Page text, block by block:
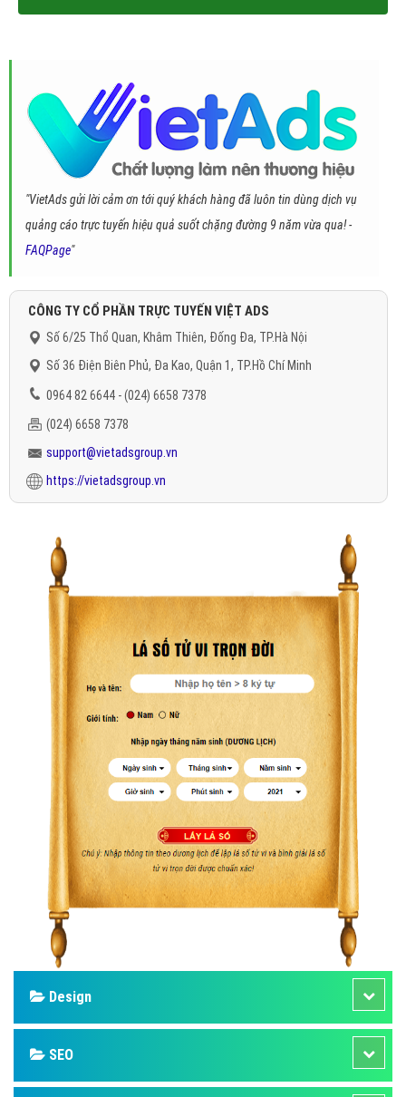
"VietAds gửi lời cảm ơn tới quý khách hàng đã luôn tin dùng dịch vụ
quảng cáo trực tuyến hiệu quả suốt chặng đường 9 năm vừa qua! -
FAQPage"
CÔNG TY CỔ PHẦN TRỰC TUYẾN VIỆT ADS
Số 6/25 Thổ Quan, Khâm Thiên, Đống Đa, TP.Hà Nội
Số 36 Điện Biên Phủ, Đa Kao, Quận 1, TP.Hồ Chí Minh
0964 82 6644 - (024) 6658 7378
(024) 6658 7378
support@vietadsgroup.vn
https://vietadsgroup.vn
Design
SEO